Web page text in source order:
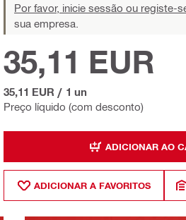
Por favor, inicie sessão ou registe-
sua empresa.
Preço líquido (com desconto)
35,11 EUR
35,11 EUR / 1 un
ADICIONAR AO
ADICIONAR A FAVORITOS